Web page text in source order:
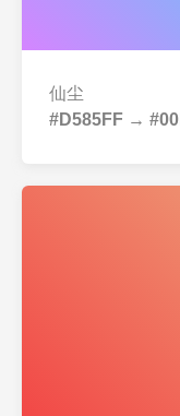
仙尘
#D585FF →